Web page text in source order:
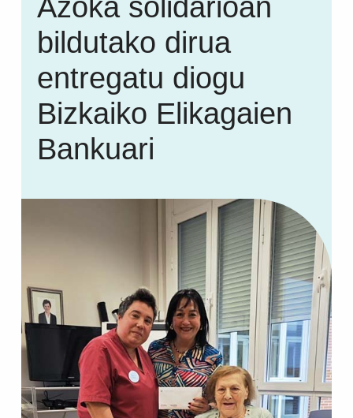
Azoka solidarioan
bildutako dirua
entregatu diogu
Bizkaiko Elikagaien
Bankuari